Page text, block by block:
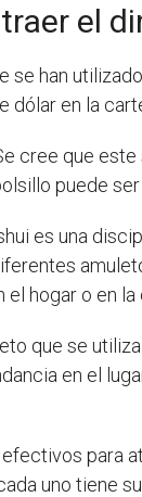
el
han
en la
cree que
puede
shui es una
hogar o en la
que se
en el
para
uno tiene